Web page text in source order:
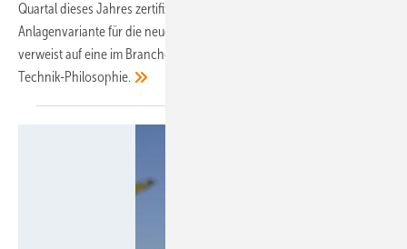
Quartal dieses Jahres zertifiziert werden. Die Entwicklung der
Anlagenvariante für die neue Fünf-Megawatt-Plattform der Spanier
verweist auf eine im Branchenvergleich eigenwillige
Technik-Philosophie.